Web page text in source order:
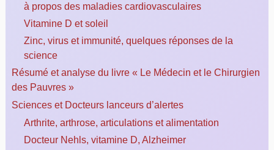
à propos des maladies cardiovasculaires
Vitamine D et soleil
Zinc, virus et immunité, quelques réponses de la
science
Résumé et analyse du livre « Le Médecin et le Chirurgien
des Pauvres »
Sciences et Docteurs lanceurs d’alertes
Arthrite, arthrose, articulations et alimentation
Docteur Nehls, vitamine D, Alzheimer